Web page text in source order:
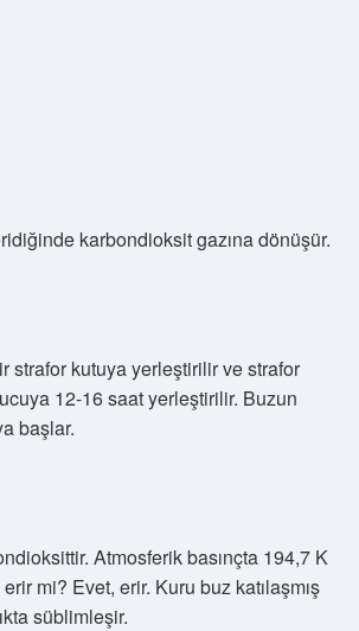
karbondioksit gazına dönüşür.
strafor kutuya yerleştirilir ve strafor
12-16 saat yerleştirilir. Buzun
başlar.
Atmosferik basınçta 194,7 K
mi? Evet, erir. Kuru buz katılaşmış
süblimleşir.